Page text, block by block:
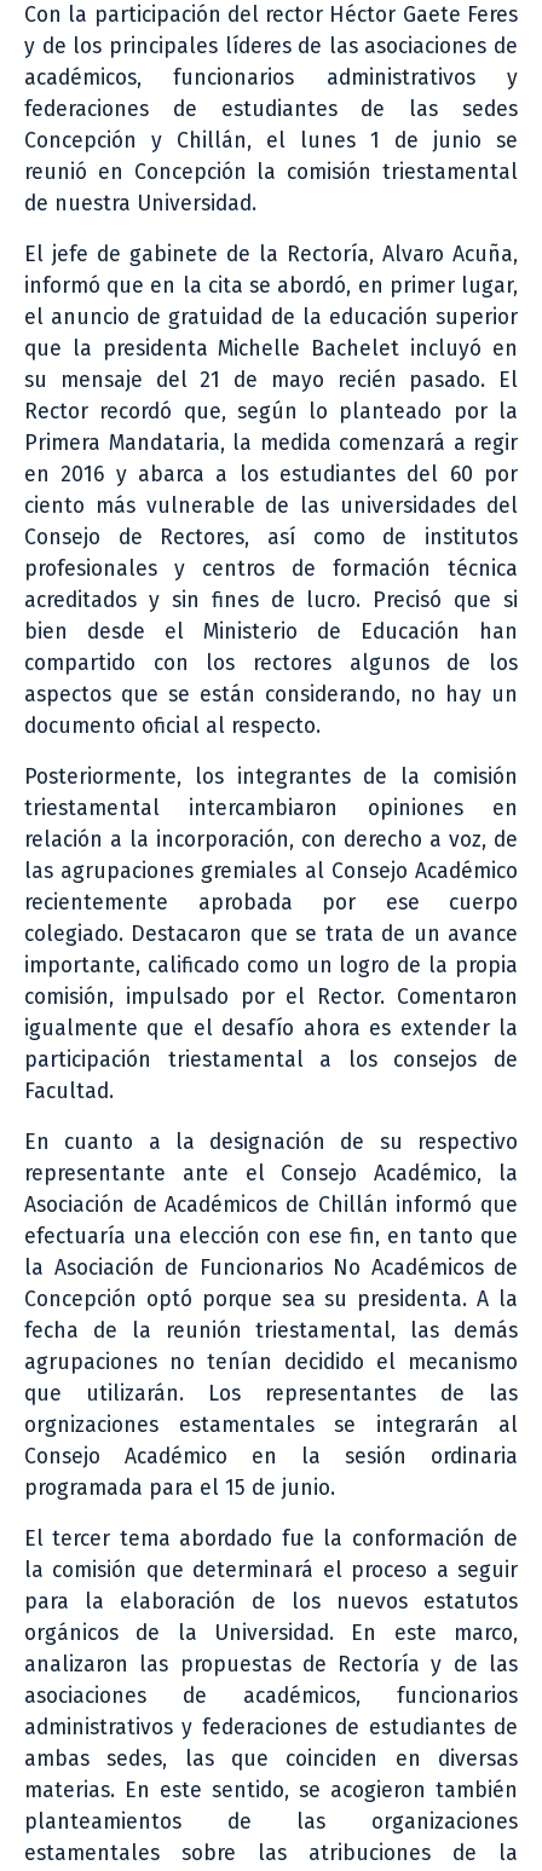
Con la participación del rector Héctor Gaete Feres
y de los principales líderes de las asociaciones de
académicos, funcionarios administrativos y
federaciones de estudiantes de las sedes
Concepción y Chillán, el lunes 1 de junio se
reunió en Concepción la comisión triestamental
de nuestra Universidad.
El jefe de gabinete de la Rectoría, Alvaro Acuña,
informó que en la cita se abordó, en primer lugar,
el anuncio de gratuidad de la educación superior
que la presidenta Michelle Bachelet incluyó en
su mensaje del 21 de mayo recién pasado. El
Rector recordó que, según lo planteado por la
Primera Mandataria, la medida comenzará a regir
en 2016 y abarca a los estudiantes del 60 por
ciento más vulnerable de las universidades del
Consejo de Rectores, así como de institutos
profesionales y centros de formación técnica
acreditados y sin fines de lucro. Precisó que si
bien desde el Ministerio de Educación han
compartido con los rectores algunos de los
aspectos que se están considerando, no hay un
documento oficial al respecto.
Posteriormente, los integrantes de la comisión
triestamental intercambiaron opiniones en
relación a la incorporación, con derecho a voz, de
las agrupaciones gremiales al Consejo Académico
recientemente aprobada por ese cuerpo
colegiado. Destacaron que se trata de un avance
importante, calificado como un logro de la propia
comisión, impulsado por el Rector. Comentaron
igualmente que el desafío ahora es extender la
participación triestamental a los consejos de
Facultad.
En cuanto a la designación de su respectivo
representante ante el Consejo Académico, la
Asociación de Académicos de Chillán informó que
efectuaría una elección con ese fin, en tanto que
la Asociación de Funcionarios No Académicos de
Concepción optó porque sea su presidenta. A la
fecha de la reunión triestamental, las demás
agrupaciones no tenían decidido el mecanismo
que utilizarán. Los representantes de las
orgnizaciones estamentales se integrarán al
Consejo Académico en la sesión ordinaria
programada para el 15 de junio.
El tercer tema abordado fue la conformación de
la comisión que determinará el proceso a seguir
para la elaboración de los nuevos estatutos
orgánicos de la Universidad. En este marco,
analizaron las propuestas de Rectoría y de las
asociaciones de académicos, funcionarios
administrativos y federaciones de estudiantes de
ambas sedes, las que coinciden en diversas
materias. En este sentido, se acogieron también
planteamientos de las organizaciones
estamentales sobre las atribuciones de la